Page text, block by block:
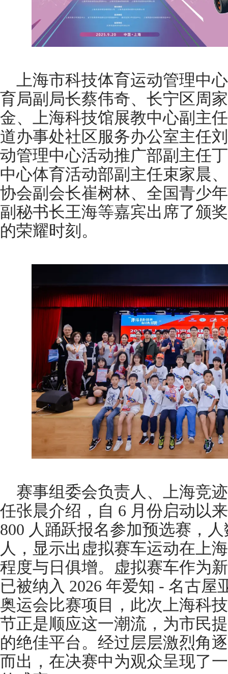
上海市科技体育运动管理中
育局副局长蔡伟奇、长宁区周
金、上海科技馆展教中心副主
道办事处社区服务办公室主任
动管理中心活动推广部副主任
中心体育活动部副主任束家晨
协会副会长崔树林、全国青少
副秘书长王海等嘉宾出席了颁
的荣耀时刻。
赛事组委会负责人、上海竞
任张晨介绍，自 6 月份启动以
800 人踊跃报名参加预选赛，
人，显示出虚拟赛车运动在上
程度与日俱增。虚拟赛车作为
已被纳入 2026 年爱知 - 名古屋
奥运会比赛项目，此次上海科
节正是顺应这一潮流，为市民
的绝佳平台。经过层层激烈角
而出，在决赛中为观众呈现了